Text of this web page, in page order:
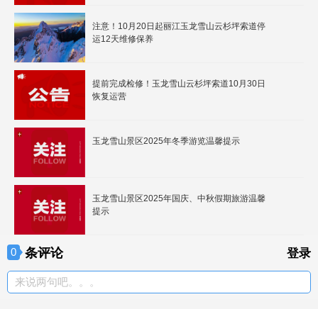
注意！10月20日起丽江玉龙雪山云杉坪索道停
运12天维修保养
提前完成检修！玉龙雪山云杉坪索道10月30日
恢复运营
玉龙雪山景区2025年冬季游览温馨提示
玉龙雪山景区2025年国庆、中秋假期旅游温馨
提示
0 条评论 登录
来说两句吧。。。